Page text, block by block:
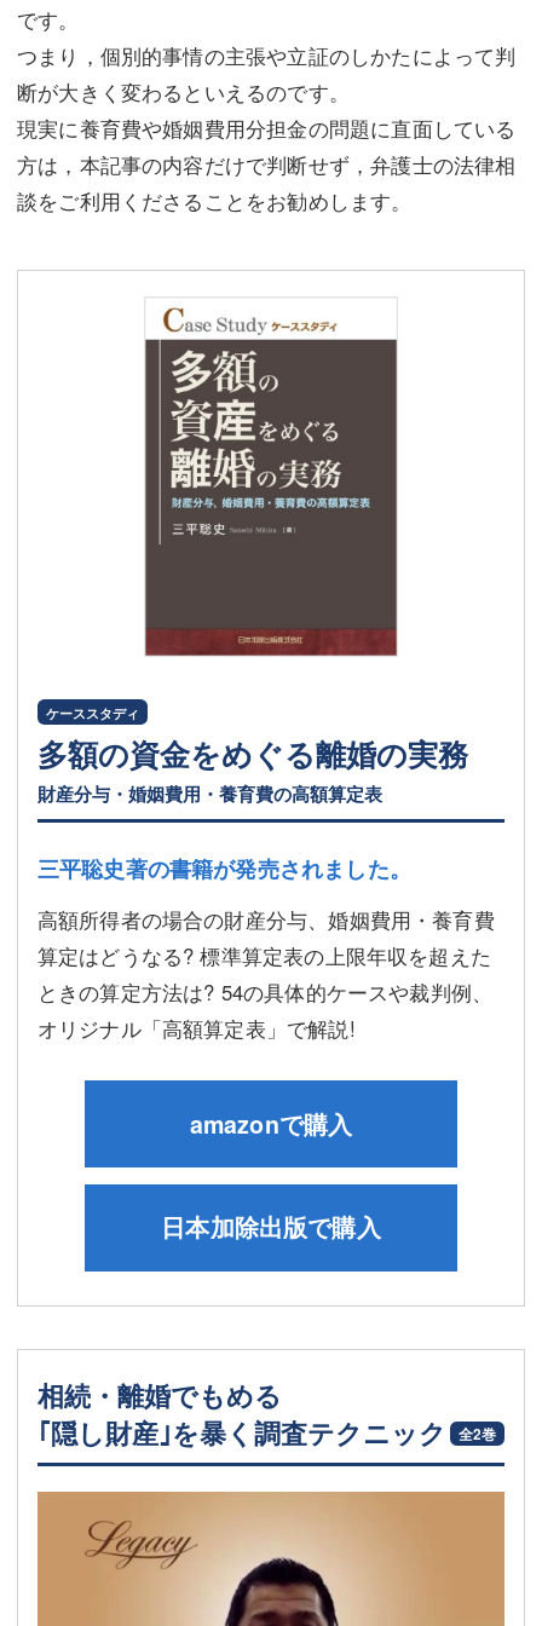
です。
つまり，個別的事情の主張や立証のしかたによって判
断が大きく変わるといえるのです。
現実に養育費や婚姻費用分担金の問題に直面している
方は，本記事の内容だけで判断せず，弁護士の法律相
談をご利用くださることをお勧めします。
多額の資金をめぐる離婚の実務
ケーススタディ
財産分与・婚姻費用・養育費の高額算定表
三平聡史著の書籍が発売されました。
高額所得者の場合の財産分与、婚姻費用・養育費
算定はどうなる? 標準算定表の上限年収を超えた
ときの算定方法は? 54の具体的ケースや裁判例、
オリジナル「高額算定表」で解説!
日本加除出版で購入
amazonで購入
相続・離婚でもめる
｢隠し財産｣を暴く調査テクニック
全2巻